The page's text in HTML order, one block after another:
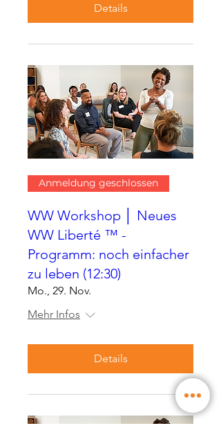
Details
Anmeldung geschlossen
WW Workshop │ Neues
WW Liberté ™ -
Programm: noch einfacher
zu leben (12:30)
Mo., 29. Nov.
Mehr Infos
Details